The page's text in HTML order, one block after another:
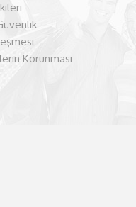
Korunması